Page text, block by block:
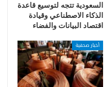
السعودية تتجه لتوسيع قاعدة
الذكاء الاصطناعي وقيادة
اقتصاد البيانات والفضاء
أخبار صحفية